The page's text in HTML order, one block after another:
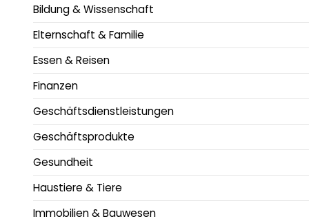
Bildung & Wissenschaft
Elternschaft & Familie
Essen & Reisen
Finanzen
Geschäftsdienstleistungen
Geschäftsprodukte
Gesundheit
Haustiere & Tiere
Immobilien & Bauwesen